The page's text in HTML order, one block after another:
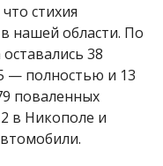
стихия
нашей области. По
38
— полностью и 13
поваленных
в Никополе и